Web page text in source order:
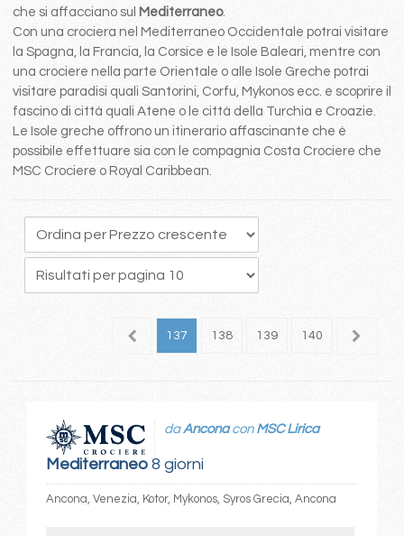
che si affacciano sul Mediterraneo.
Con una crociera nel Mediterraneo Occidentale potrai visitare
la Spagna, la Francia, la Corsice e le Isole Baleari, mentre con
una crociere nella parte Orientale o alle Isole Greche potrai
visitare paradisi quali Santorini, Corfu, Mykonos ecc. e scoprire il
fascino di città quali Atene o le città della Turchia e Croazie.
Le Isole greche offrono un itinerario affascinante che è
possibile effettuare sia con le compagnia Costa Crociere che
MSC Crociere o Royal Caribbean.
136 137 138 139 140 141
Mediterraneo8 giorni
daAnconacon MSC Lirica
Ancona, Venezia, Kotor, Mykonos, Syros Grecia, Ancona